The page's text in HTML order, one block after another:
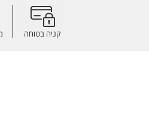
קניה בטוחה